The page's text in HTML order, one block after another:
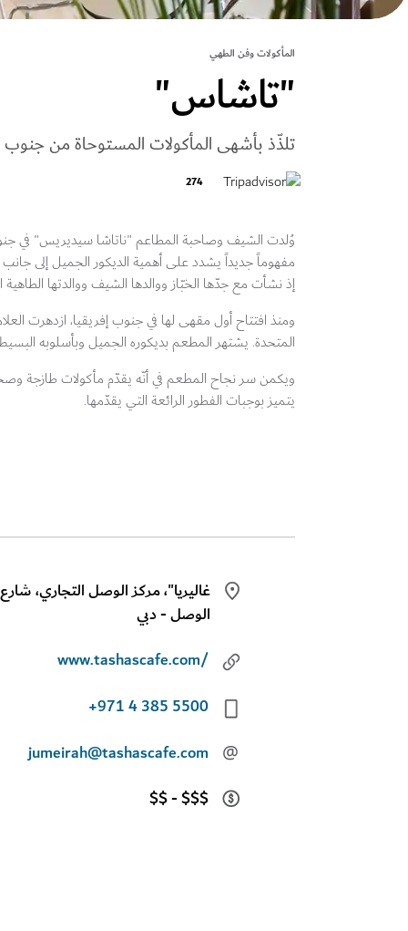
المأكولات وفن الطهي
"تاشاس"
تلذّذ بأشهى المأكولات المستوحاة من جنوب
274
وُلدت الشيف وصاحبة المطاعم "ناتاشا سيديريس" في
مفهوماً جديداً يشدد على أهمية الديكور الجميل إلى
إذ نشأت مع جدّها الخبّاز ووالدها الشيف ووالدتها الطاهية
ومنذ افتتاح أول مقهى لها في جنوب إفريقيا، ازدهرت
المتحدة. يشتهر المطعم بديكوره الجميل وبأسلوبه
ويكمن سر نجاح المطعم في أنّه يقدّم مأكولات طازجة
يتميز بوجبات الفطور الرائعة التي يقدّمها.
الوصل - دبي
www.tashascafe.com/
+971 4 385 5500
@
jumeirah@tashascafe.com
$$ - $$$